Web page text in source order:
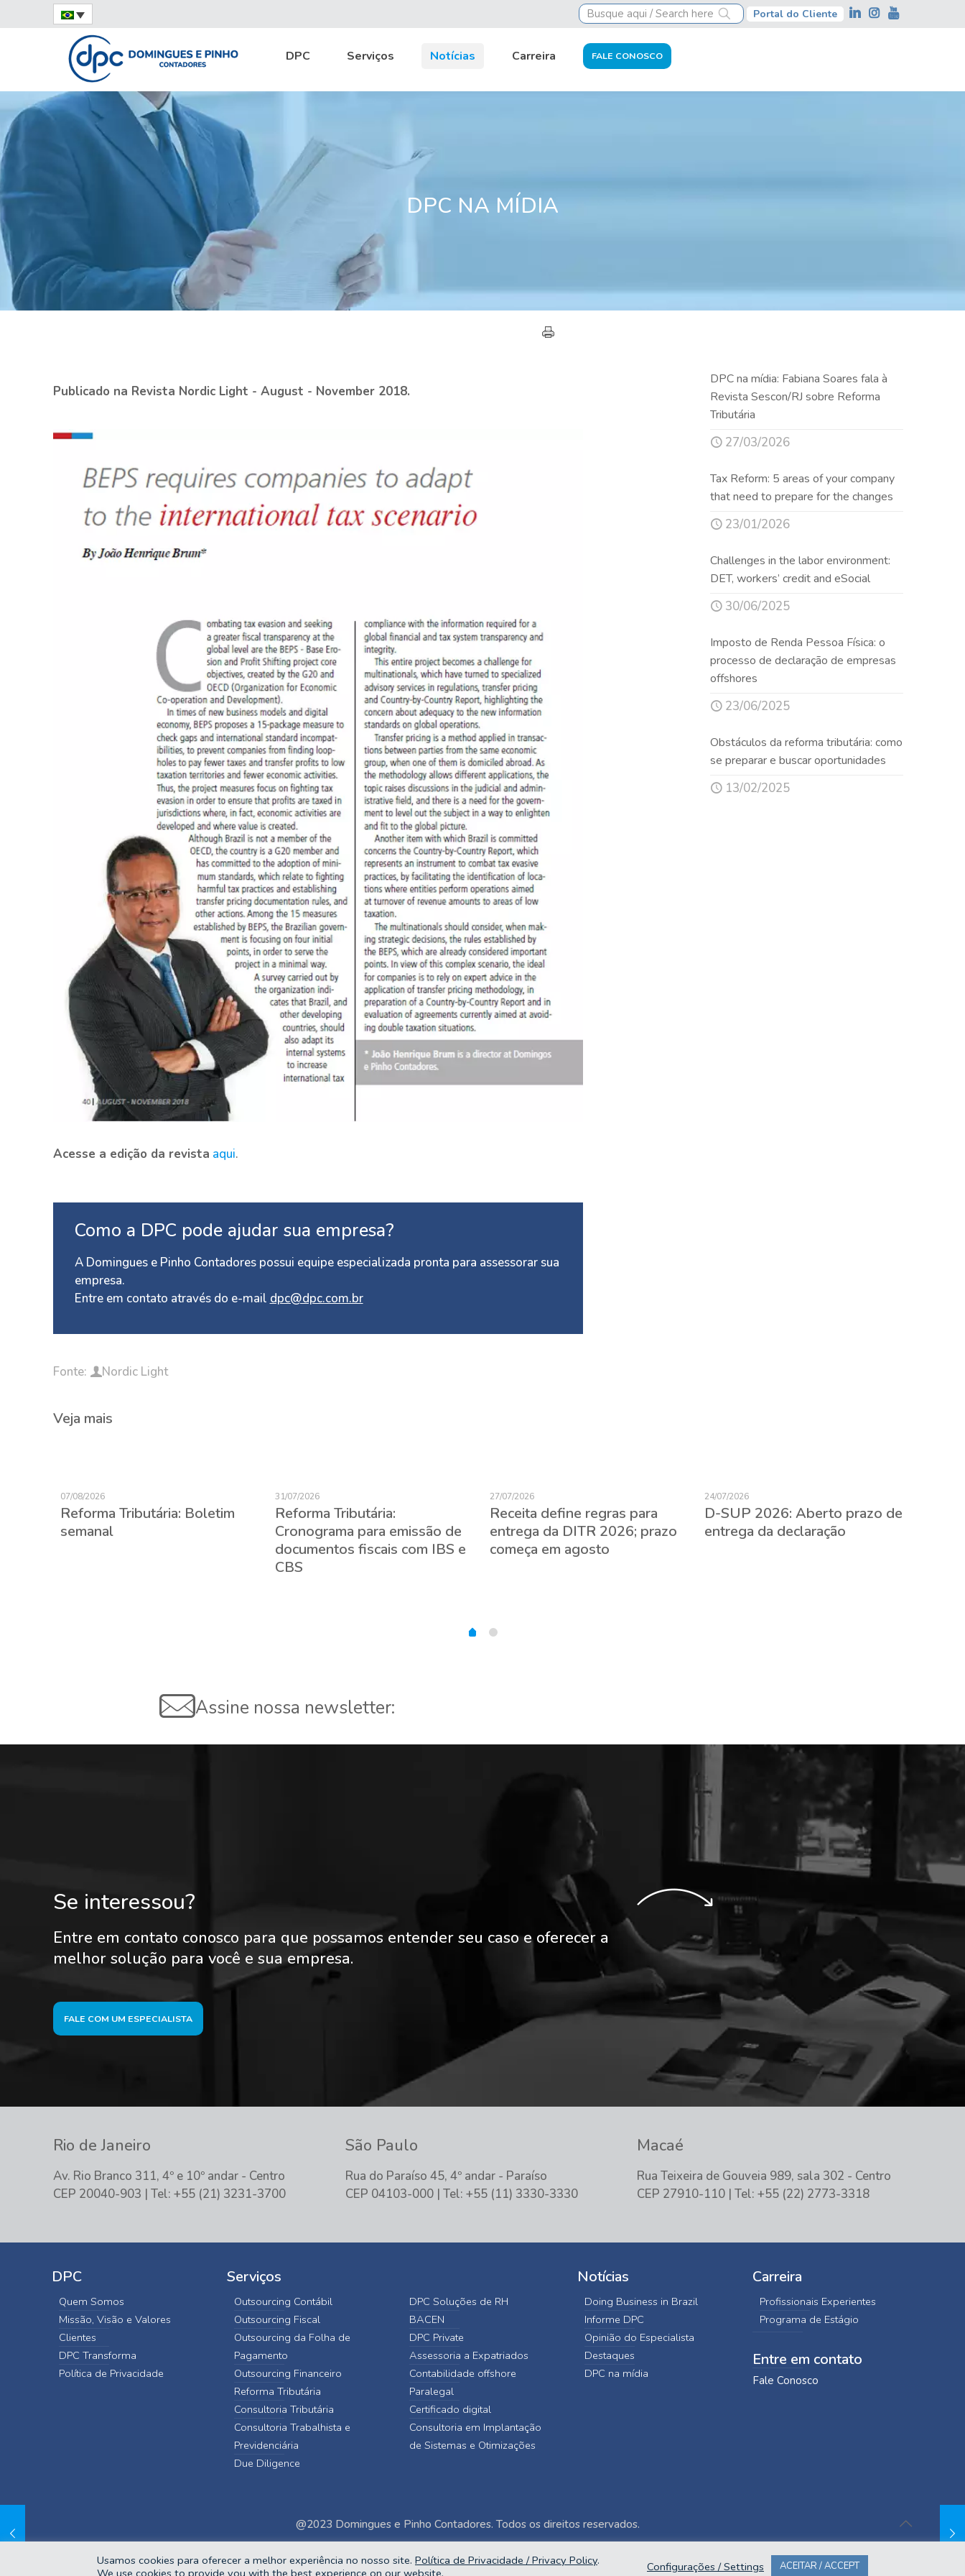
Portal do Cliente
DPC Serviços Notícias Carreira FALE CONOSCO
Home Notícias BEPS requires companies to adapt to the international tax scenario
DPC NA MÍDIA
Publicado na Revista Nordic Light - August - November 2018.
Acesse a edição da revista aqui.
Como a DPC pode ajudar sua empresa?
A Domingues e Pinho Contadores possui equipe especializada pronta para assessorar sua
empresa.
Entre em contato através do e-mail dpc@dpc.com.br
Fonte: Nordic Light
DPC na mídia: Fabiana Soares fala à
Revista Sescon/RJ sobre Reforma
Tributária
27/03/2026
Tax Reform: 5 areas of your company
that need to prepare for the changes
23/01/2026
Challenges in the labor environment:
DET, workers’ credit and eSocial
30/06/2025
Imposto de Renda Pessoa Física: o
processo de declaração de empresas
offshores
23/06/2025
Obstáculos da reforma tributária: como
se preparar e buscar oportunidades
13/02/2025
Veja mais
07/08/2026
Reforma Tributária: Boletim
semanal
31/07/2026
Reforma Tributária:
Cronograma para emissão de
documentos fiscais com IBS e
CBS
27/07/2026
Receita define regras para
entrega da DITR 2026; prazo
começa em agosto
24/07/2026
D-SUP 2026: Aberto prazo de
entrega da declaração
Assine nossa newsletter:
Se interessou?
Entre em contato conosco para que possamos entender seu caso e oferecer a
melhor solução para você e sua empresa.
FALE COM UM ESPECIALISTA
Rio de Janeiro
Av. Rio Branco 311, 4º e 10º andar - Centro
CEP 20040-903 | Tel: +55 (21) 3231-3700
São Paulo
Rua do Paraíso 45, 4º andar - Paraíso
CEP 04103-000 | Tel: +55 (11) 3330-3330
Macaé
Rua Teixeira de Gouveia 989, sala 302 - Centro
CEP 27910-110 | Tel: +55 (22) 2773-3318
DPC
Quem Somos
Missão, Visão e Valores
Clientes
DPC Transforma
Política de Privacidade
Serviços
Outsourcing Contábil
Outsourcing Fiscal
Outsourcing da Folha de
Pagamento
Outsourcing Financeiro
Reforma Tributária
Consultoria Tributária
Consultoria Trabalhista e
Previdenciária
Due Diligence
DPC Soluções de RH
BACEN
DPC Private
Assessoria a Expatriados
Contabilidade offshore
Paralegal
Certificado digital
Consultoria em Implantação
de Sistemas e Otimizações
Notícias
Doing Business in Brazil
Informe DPC
Opinião do Especialista
Destaques
DPC na mídia
Carreira
Profissionais Experientes
Programa de Estágio
Entre em contato
Fale Conosco
@2023 Domingues e Pinho Contadores. Todos os direitos reservados.
Usamos cookies para oferecer a melhor experiência no nosso site. Política de Privacidade / Privacy Policy.
We use cookies to provide you with the best experience on our website.
Configurações / Settings ACEITAR / ACCEPT